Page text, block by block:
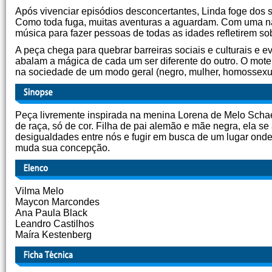
Após vivenciar episódios desconcertantes, Linda foge
Como toda fuga, muitas aventuras a aguardam. Com uma
música para fazer pessoas de todas as idades refletirem
A peça chega para quebrar barreiras sociais e culturais e
abalam a mágica de cada um ser diferente do outro. O
na sociedade de um modo geral (negro, mulher,
Peça livremente inspirada na menina Lorena de Melo
de raça, só de cor. Filha de pai alemão e mãe negra, ela
desigualdades entre nós e fugir em busca de um lugar
muda sua concepção.
Vilma Melo
Maycon Marcondes
Ana Paula Black
Leandro Castilhos
Maíra Kestenberg